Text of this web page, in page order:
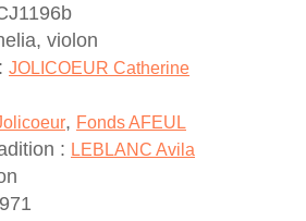
violon
JOLICOEUR Catherine
, Fonds AFEUL
: LEBLANC Avila